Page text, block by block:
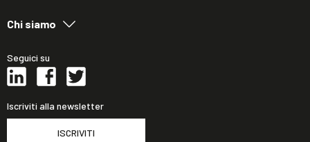
Chi siamo
Seguici su
Iscriviti alla newsletter
ISCRIVITI